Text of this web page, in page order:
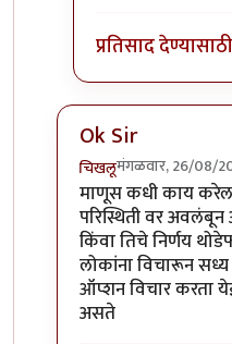
प्रतिसाद देण्यासाठी
Ok Sir
चिखलूमंगळवार, 26/08/
In reply toबघा बाबा
माणूस कधी काय
परिस्थिती वर
किंवा तिचे निर्णय
लोकांना विचारून
ऑप्शन विचार करता
असते